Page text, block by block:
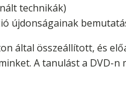
technikák)
újdonságainak
által összeállított, és
A tanulást a